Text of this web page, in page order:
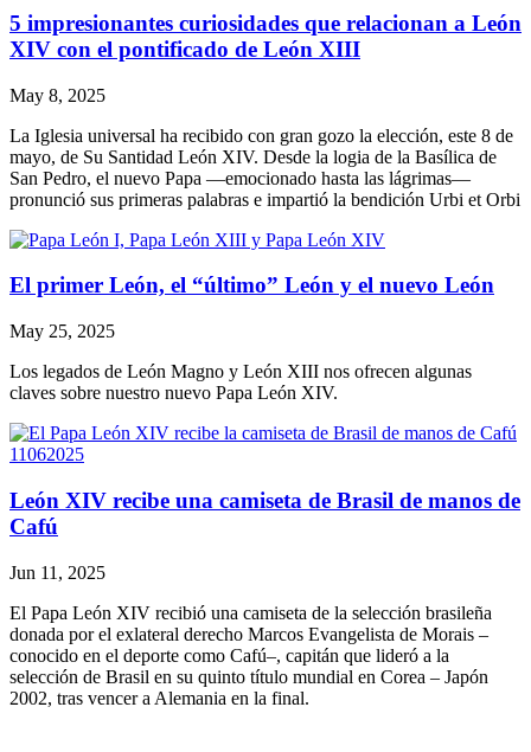
5 impresionantes curiosidades que relacionan a León
XIV con el pontificado de León XIII
May 8, 2025
La Iglesia universal ha recibido con gran gozo la elección, este 8 de
mayo, de Su Santidad León XIV. Desde la logia de la Basílica de
San Pedro, el nuevo Papa —emocionado hasta las lágrimas—
pronunció sus primeras palabras e impartió la bendición Urbi et Orbi
El primer León, el “último” León y el nuevo León
May 25, 2025
Los legados de León Magno y León XIII nos ofrecen algunas
claves sobre nuestro nuevo Papa León XIV.
León XIV recibe una camiseta de Brasil de manos de
Cafú
Jun 11, 2025
El Papa León XIV recibió una camiseta de la selección brasileña
donada por el exlateral derecho Marcos Evangelista de Morais –
conocido en el deporte como Cafú–, capitán que lideró a la
selección de Brasil en su quinto título mundial en Corea – Japón
2002, tras vencer a Alemania en la final.